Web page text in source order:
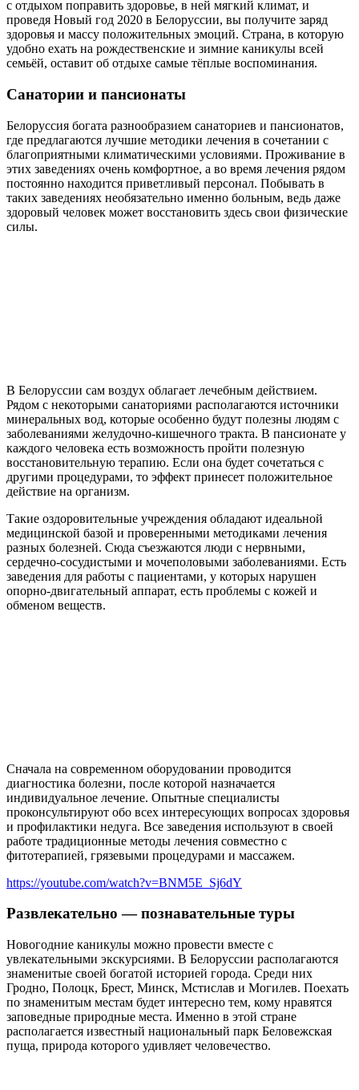
с отдыхом поправить здоровье, в ней мягкий климат, и
проведя Новый год 2020 в Белоруссии, вы получите заряд
здоровья и массу положительных эмоций. Страна, в которую
удобно ехать на рождественские и зимние каникулы всей
семьёй, оставит об отдыхе самые тёплые воспоминания.
Санатории и пансионаты
Белоруссия богата разнообразием санаториев и пансионатов,
где предлагаются лучшие методики лечения в сочетании с
благоприятными климатическими условиями. Проживание в
этих заведениях очень комфортное, а во время лечения рядом
постоянно находится приветливый персонал. Побывать в
таких заведениях необязательно именно больным, ведь даже
здоровый человек может восстановить здесь свои физические
силы.
В Белоруссии сам воздух облагает лечебным действием.
Рядом с некоторыми санаториями располагаются источники
минеральных вод, которые особенно будут полезны людям с
заболеваниями желудочно-кишечного тракта. В пансионате у
каждого человека есть возможность пройти полезную
восстановительную терапию. Если она будет сочетаться с
другими процедурами, то эффект принесет положительное
действие на организм.
Такие оздоровительные учреждения обладают идеальной
медицинской базой и проверенными методиками лечения
разных болезней. Сюда съезжаются люди с нервными,
сердечно-сосудистыми и мочеполовыми заболеваниями. Есть
заведения для работы с пациентами, у которых нарушен
опорно-двигательный аппарат, есть проблемы с кожей и
обменом веществ.
Сначала на современном оборудовании проводится
диагностика болезни, после которой назначается
индивидуальное лечение. Опытные специалисты
проконсультируют обо всех интересующих вопросах здоровья
и профилактики недуга. Все заведения используют в своей
работе традиционные методы лечения совместно с
фитотерапией, грязевыми процедурами и массажем.
https://youtube.com/watch?v=BNM5E_Sj6dY
Развлекательно — познавательные туры
Новогодние каникулы можно провести вместе с
увлекательными экскурсиями. В Белоруссии располагаются
знаменитые своей богатой историей города. Среди них
Гродно, Полоцк, Брест, Минск, Мстислав и Могилев. Поехать
по знаменитым местам будет интересно тем, кому нравятся
заповедные природные места. Именно в этой стране
располагается известный национальный парк Беловежская
пуща, природа которого удивляет человечество.